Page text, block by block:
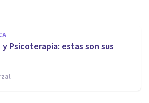
Psicoterapia: estas son sus
de ansiedad en la